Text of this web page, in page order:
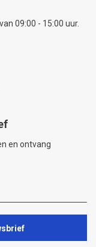
09:00 - 15:00 uur.
en ontvang